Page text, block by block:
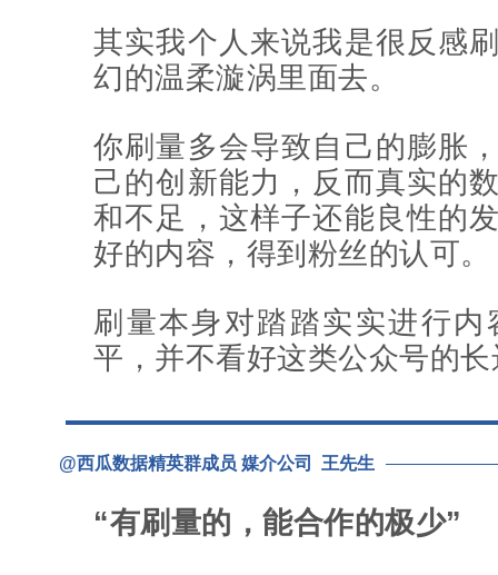
其实我个人来说我是很反感
幻的温柔漩涡里面去。
你刷量多会导致自己的膨胀
己的创新能力，反而真实的
和不足，这样子还能良性的
好的内容，得到粉丝的认可。
刷量本身对踏踏实实进行
平，并不看好这类公众号的
@西瓜数据精英群成员 媒介公司 王先生
“有刷量的，能合作的极少”